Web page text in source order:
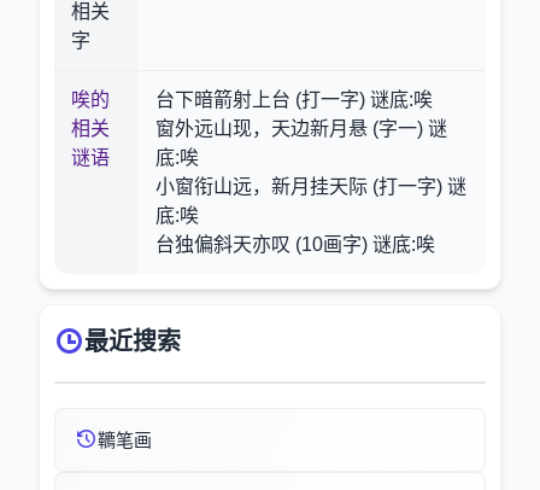
相关
字
唉的
相关
谜语
台下暗箭射上台 (打一字) 谜底:唉
窗外远山现，天边新月悬 (字一) 谜
底:唉
小窗衔山远，新月挂天际 (打一字) 谜
底:唉
台独偏斜天亦叹 (10画字) 谜底:唉
最近搜索
韀笔画